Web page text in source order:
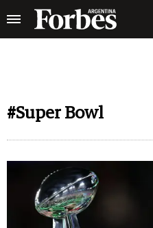
#Super Bowl